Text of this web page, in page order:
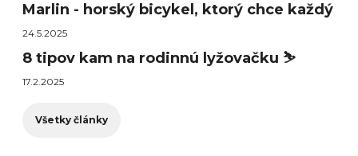
Marlin - horský bicykel, ktorý chce každý
24.5.2025
8 tipov kam na rodinnú lyžovačku ⛷️
17.2.2025
Všetky články